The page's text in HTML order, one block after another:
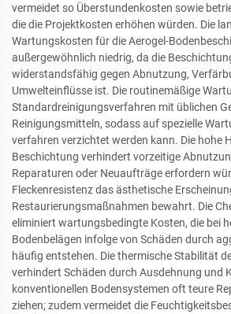
vermeidet so Überstundenkosten sowie
die die Projektkosten erhöhen würden. Die
Wartungskosten für die Aerogel-
außergewöhnlich niedrig, da die
widerstandsfähig gegen Abnutzung,
Umwelteinflüsse ist. Die routinemäßige
Standardreinigungsverfahren mit üblichen
Reinigungsmitteln, sodass auf spezielle
verfahren verzichtet werden kann. Die hohe
Beschichtung verhindert vorzeitige
Reparaturen oder Neuaufträge erfordern
Fleckenresistenz das ästhetische
Restaurierungsmaßnahmen bewahrt. Die
eliminiert wartungsbedingte Kosten, die bei
Bodenbelägen infolge von Schäden durch
häufig entstehen. Die thermische Stabilität
verhindert Schäden durch Ausdehnung und
konventionellen Bodensystemen oft teure
ziehen; zudem vermeidet die